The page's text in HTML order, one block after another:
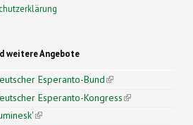
weitere Angebote
Esperanto-Bund(link is
external)
Esperanto-Kongress(link is
(link is external)